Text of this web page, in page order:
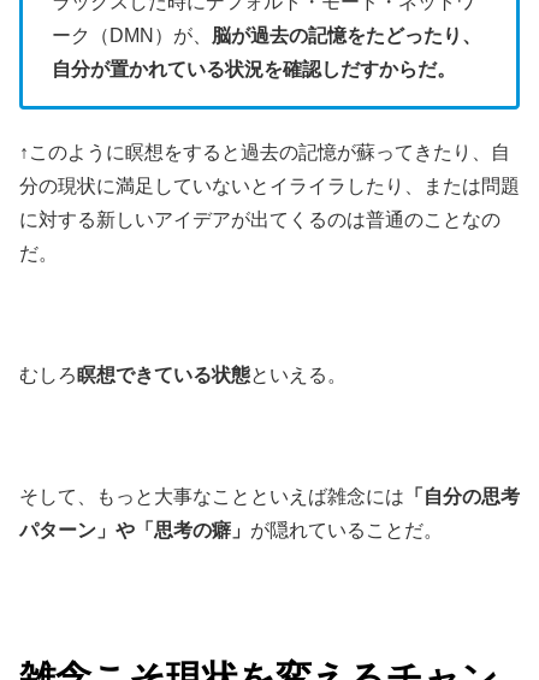
ーク（DMN）が、 脳が過去の記憶をたどったり、
自分が置かれている状況を確認しだすからだ。
↑このように瞑想をすると過去の記憶が蘇ってきたり、自
分の現状に満足していないとイライラしたり、または問題
に対する新しいアイデアが出てくるのは普通のことなの
だ。
むしろ瞑想できている状態といえる。
そして、もっと大事なことといえば雑念には 「自分の思考
パターン」や「思考の癖」 が隠れていることだ。